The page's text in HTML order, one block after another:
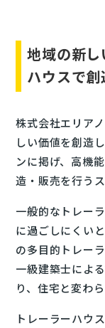
地域の新
ハウスで創
株式会社エリア
しい価値を創造
ンに掲げ、高機
造・販売を行う
一般的なトレー
に過ごしにくい
の多目的トレー
一級建築士によ
り、住宅と変わ
トレーラーハウ